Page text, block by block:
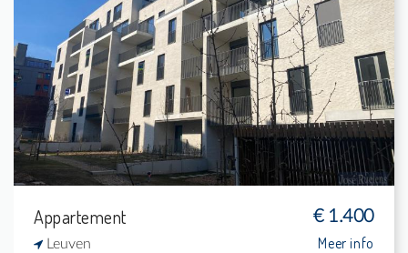
Verhuurd: Penthouse
2
8 m²
1
84 m²
Appartement € 1.400
Leuven Meer info